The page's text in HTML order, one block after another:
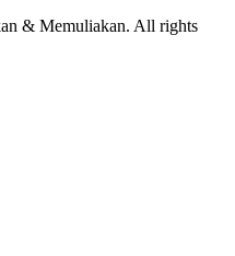
& Memuliakan. All rights